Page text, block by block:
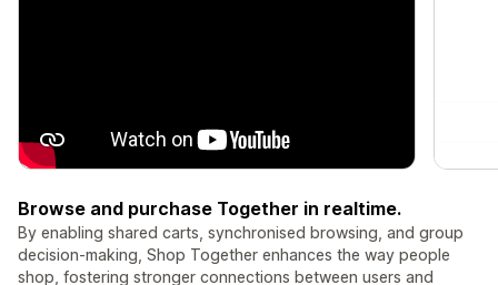
Browse and purchase Together in realtime.
By enabling shared carts, synchronised browsing, and group
decision-making, Shop Together enhances the way people
shop, fostering stronger connections between users and